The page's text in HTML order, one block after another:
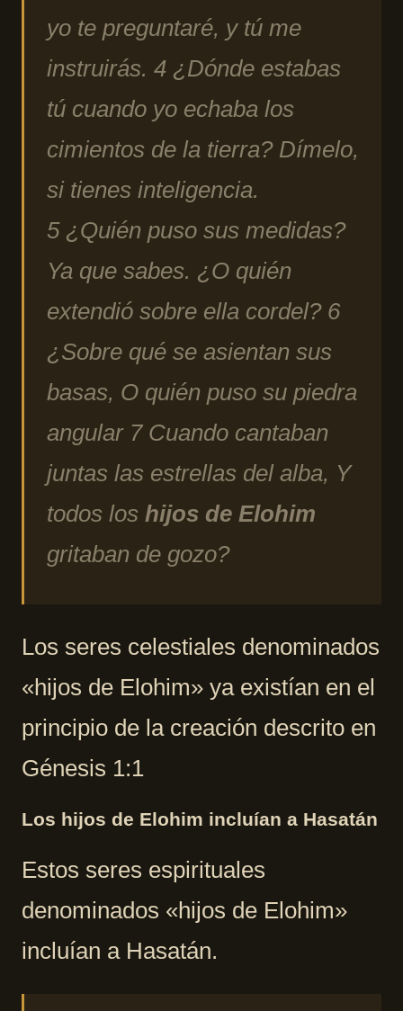
yo te preguntaré, y tú me
instruirás. 4 ¿Dónde estabas
tú cuando yo echaba los
cimientos de la tierra? Dímelo,
si tienes inteligencia.
5 ¿Quién puso sus medidas?
Ya que sabes. ¿O quién
extendió sobre ella cordel? 6
¿Sobre qué se asientan sus
basas, O quién puso su piedra
angular 7 Cuando cantaban
juntas las estrellas del alba, Y
todos los hijos de Elohim
gritaban de gozo?
Los seres celestiales denominados
«hijos de Elohim» ya existían en el
principio de la creación descrito en
Génesis 1:1
Los hijos de Elohim incluían a Hasatán
Estos seres espirituales
denominados «hijos de Elohim»
incluían a Hasatán.